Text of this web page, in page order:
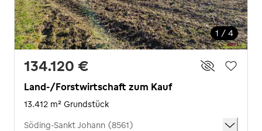
1 / 4
134.120 €
Land-/Forstwirtschaft zum Kauf
13.412 m² Grundstück
Söding-Sankt Johann (8561)